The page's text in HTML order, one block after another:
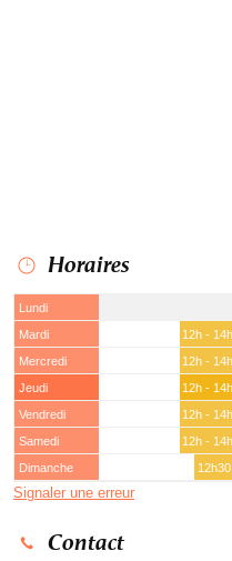
Horaires
Lundi
Mardi
12h -
Mercredi
12h -
Jeudi
12h -
Vendredi
12h -
Samedi
12h -
Dimanche
Signaler une erreur
Contact